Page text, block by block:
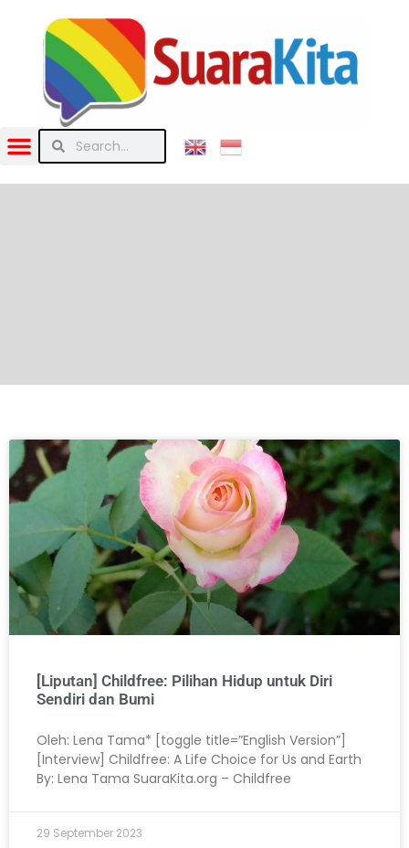
[Liputan] Childfree: Pilihan Hidup untuk Diri
Sendiri dan Bumi
Oleh: Lena Tama* [toggle title=”English Version”]
[Interview] Childfree: A Life Choice for Us and Earth
By: Lena Tama SuaraKita.org – Childfree
29 September 2023